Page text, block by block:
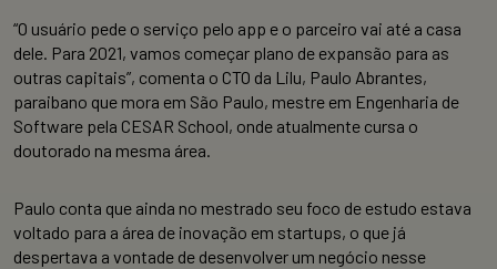
“O usuário pede o serviço pelo app e o parceiro vai até a casa
dele. Para 2021, vamos começar plano de expansão para as
outras capitais”, comenta o CTO da Lilu, Paulo Abrantes,
paraibano que mora em São Paulo, mestre em Engenharia de
Software pela CESAR School, onde atualmente cursa o
doutorado na mesma área.
Paulo conta que ainda no mestrado seu foco de estudo estava
voltado para a área de inovação em startups, o que já
despertava a vontade de desenvolver um negócio nesse